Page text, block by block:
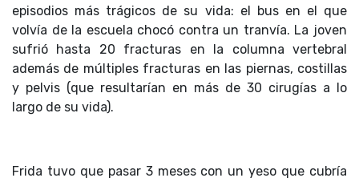
episodios más trágicos de su vida: el bus en el que
volvía de la escuela chocó contra un tranvía. La joven
sufrió hasta 20 fracturas en la columna vertebral
además de múltiples fracturas en las piernas, costillas
y pelvis (que resultarían en más de 30 cirugías a lo
largo de su vida).
Frida tuvo que pasar 3 meses con un yeso que cubría